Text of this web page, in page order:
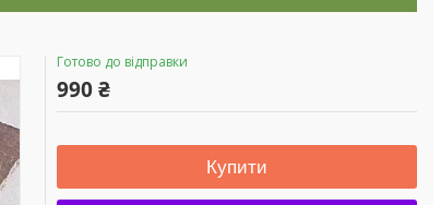
Готово до відправки
990 ₴
Купити